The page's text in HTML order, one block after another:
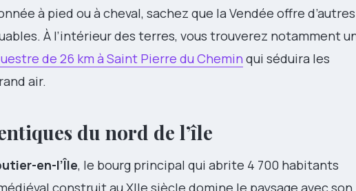
à pied ou à cheval, sachez que la Vendée offre d’autres
À l’intérieur des terres, vous trouverez notamment
de 26 km à Saint Pierre du Chemin qui séduira les
air.
du nord de l’île
en-l’Île, le bourg principal qui abrite 4 700 habitants
construit au XIIe siècle domine le paysage avec son